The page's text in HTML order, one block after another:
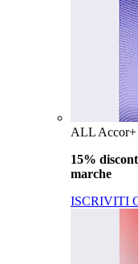
ALL Accor+
15%
marche
ISCRIVITI